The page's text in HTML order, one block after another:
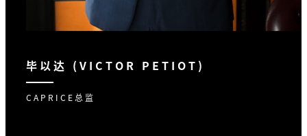
毕以达 (VICTOR PETIOT)
CAPRICE总监